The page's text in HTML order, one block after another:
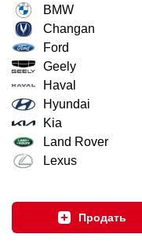
BMW
Changan
Ford
Geely
Haval
Hyundai
Kia
Land Rover
Lexus
Продать